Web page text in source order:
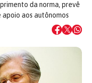
da norma, prevê
aos autônomos